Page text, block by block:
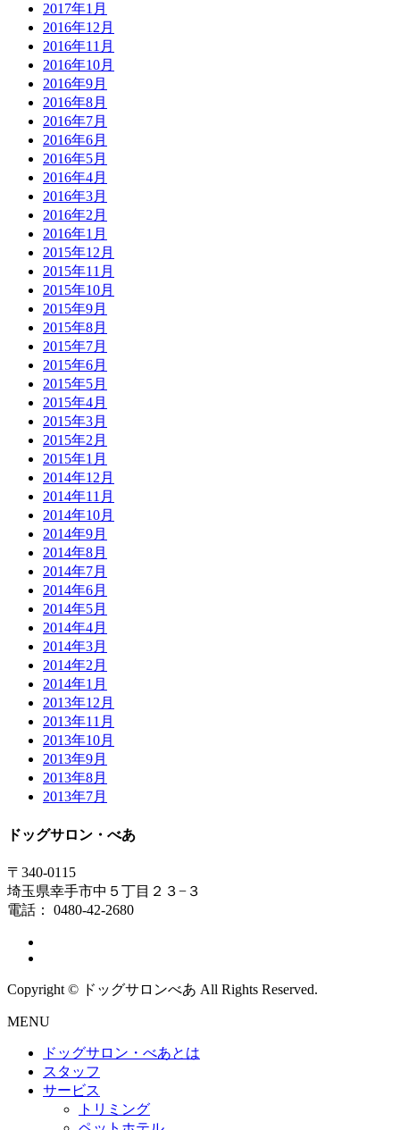
2017年1月
2016年12月
2016年11月
2016年10月
2016年9月
2016年8月
2016年7月
2016年6月
2016年5月
2016年4月
2016年3月
2016年2月
2016年1月
2015年12月
2015年11月
2015年10月
2015年9月
2015年8月
2015年7月
2015年6月
2015年5月
2015年4月
2015年3月
2015年2月
2015年1月
2014年12月
2014年11月
2014年10月
2014年9月
2014年8月
2014年7月
2014年6月
2014年5月
2014年4月
2014年3月
2014年2月
2014年1月
2013年12月
2013年11月
2013年10月
2013年9月
2013年8月
2013年7月
ドッグサロン・べあ
〒340-0115
埼玉県幸手市中５丁目２３−３
電話： 0480-42-2680
Copyright © ドッグサロンべあ All Rights Reserved.
MENU
ドッグサロン・べあとは
スタッフ
サービス
トリミング